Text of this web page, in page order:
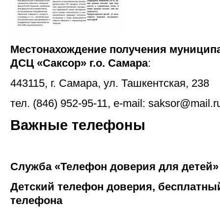
Местонахождение получения
ДСЦ «Саксор» г.о. Самара:
443115, г. Самара, ул. Ташкентская, 238
тел. (846) 952-95-11, e-mail:
Важные телефоны
Служба «Телефон доверия для детей»
Детский телефон доверия,
телефона